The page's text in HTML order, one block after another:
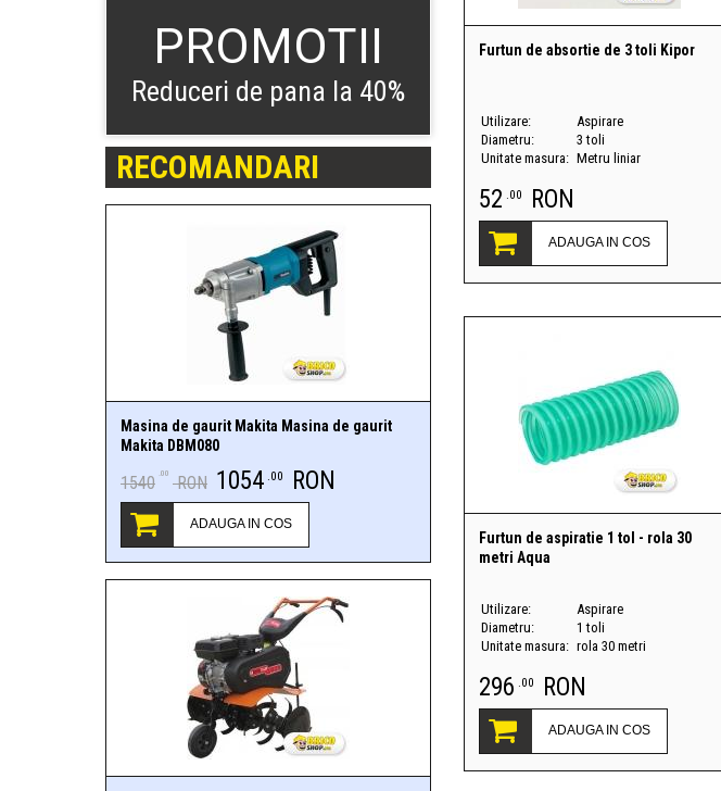
PROMOTII
Reduceri de pana la 40%
RECOMANDARI
Masina de gaurit Makita Masina de gaurit
Makita DBM080
1540 .00 RON 1054 .00 RON
ADAUGA IN COS
Furtun de absortie de 3 toli Kipor
Utilizare:
Aspirare
Diametru:
3 toli
Unitate masura: Metru liniar
52 .00 RON
ADAUGA IN COS
Furtun de aspiratie 1 tol - rola 30
metri Aqua
Utilizare:
Aspirare
Diametru:
1 toli
Unitate masura: rola 30 metri
296 .00 RON
ADAUGA IN COS